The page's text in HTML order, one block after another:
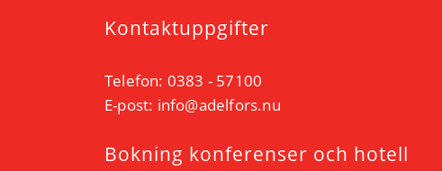
Kontaktuppgifter
Telefon: 0383 - 57100
E-post: info@adelfors.nu
Bokning konferenser och hotell